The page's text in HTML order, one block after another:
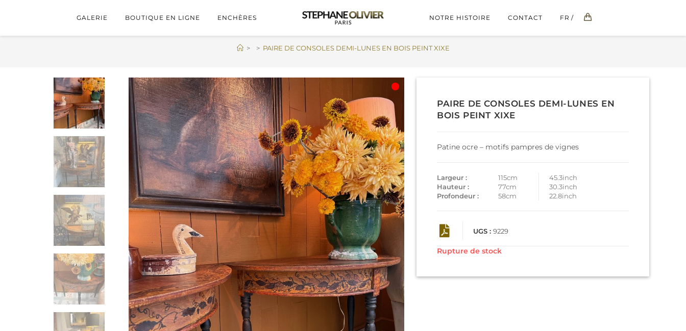
ENCHÈRES
BOUTIQUE EN LIGNE
GALERIE NOTRE HISTOIRE CONTACT FR
> > PAIRE DE CONSOLES DEMI-LUNES EN BOIS PEINT XIXE
PAIRE DE CONSOLES DEMI-LUNES EN
BOIS PEINT XIXE
Patine ocre – motifs pampres de vignes
Largeur : 115cm
45.3inch
Hauteur :
77cm
30.3inch
Profondeur :
58cm 22.8inch
UGS : 9229
Rupture de stock